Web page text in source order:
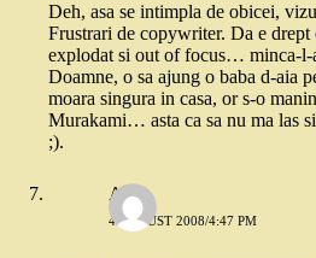
Deh, asa se intimpla de obicei,
Frustrari de copywriter. Da e drept
explodat si out of focus… minca-l-
Doamne, o sa ajung o baba d-aia
moara singura in casa, or s-o
Murakami… asta ca sa nu ma las
;).
Anda
4 AUGUST 2008/4:47 PM